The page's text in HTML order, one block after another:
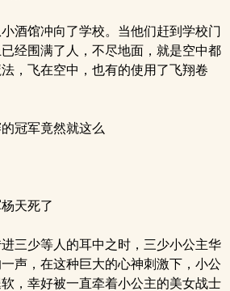
酒馆冲向了学校。当他们赶到学校门
经围满了人，不尽地面，就是空中都
，飞在空中，也有的使用了飞翔卷
冠军竟然就这么
天死了
三少等人的耳中之时，三少小公主华
声，在这种巨大的心神刺激下，小公
，幸好被一直牵着小公主的美女战士